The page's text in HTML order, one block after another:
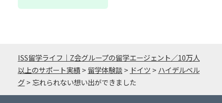
ISS留学ライフ｜Z会グループの留学エージェント／10万人
以上のサポート実績> 留学体験談> ドイツ > ハイデルベル
グ> 忘れられない想い出ができました